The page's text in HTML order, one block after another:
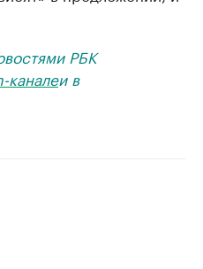
РБК
каналеи в